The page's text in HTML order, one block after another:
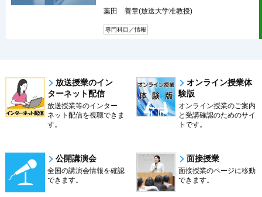
葉田 善章(放送大学准教授)
専門科目／情報
放送授業のイン
ターネット配信
放送授業等のインター
ネット配信を視聴できま
す。
オンライン授業体
験版
オンライン授業のご案内
と受講確認のためのサイ
トです。
公開講演会
全国の講演会情報を確認
できます。
面接授業
面接授業のページに移動
できます。